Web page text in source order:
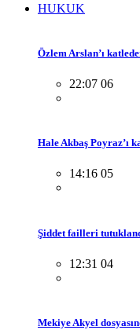
HUKUK
Özlem Arslan’ı
22:07 06
Hale Akbaş Poyraz’ı
14:16 05
Şiddet failleri
12:31 04
Mekiye Akyel